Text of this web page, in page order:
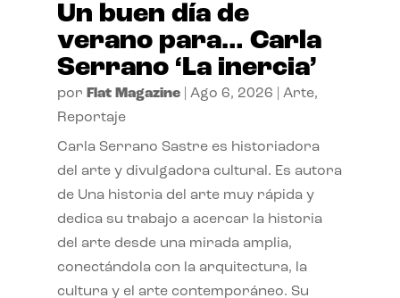
Un buen día de
verano para… Carla
Serrano ‘La inercia’
por Flat Magazine| Ago 6, 2026 Arte,
Reportaje
Carla Serrano Sastre es historiadora
del arte y divulgadora cultural. Es autora
de Una historia del arte muy rápida y
dedica su trabajo a acercar la historia
del arte desde una mirada amplia,
conectándola con la arquitectura, la
cultura y el arte contemporáneo. Su